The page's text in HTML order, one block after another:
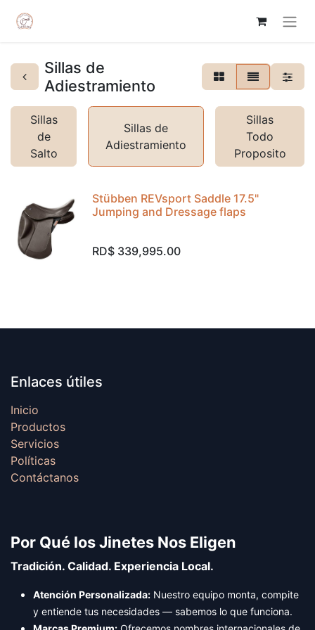
Sillas de
Adiestramiento
Sillas
de
Salto
Sillas de
Adiestramiento
Sillas
Todo
Proposito
Stübben REVsport Saddle 17.5"
Jumping and Dressage flaps
RD$ 339,995.00
Enlaces útiles
Inicio
Productos
Servicios
Políticas
Contáctanos
Por Qué los Jinetes Nos Eligen
Tradición. Calidad. Experiencia Local.
Atención Personalizada: Nuestro equipo monta, compite
y entiende tus necesidades — sabemos lo que funciona.